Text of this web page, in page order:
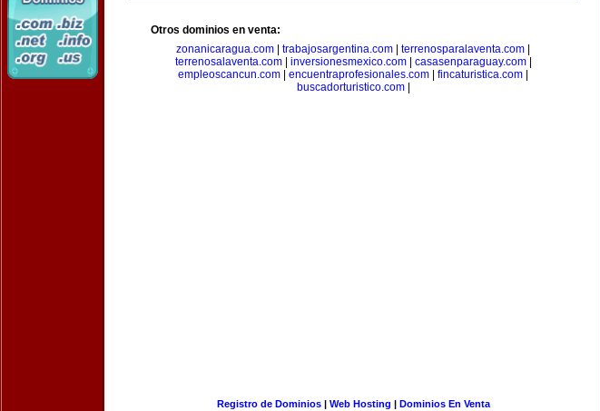
Otros dominios en venta:
zonanicaragua.com
trabajosargentina.com terrenosparalaventa.com
terrenosalaventa.com| inversionesmexico.com| casasenparaguay.com|
empleoscancun.com
encuentraprofesionales.com fincaturistica.com
buscadorturistico.com|
Registro de Dominios| Web Hosting | Dominios En Venta